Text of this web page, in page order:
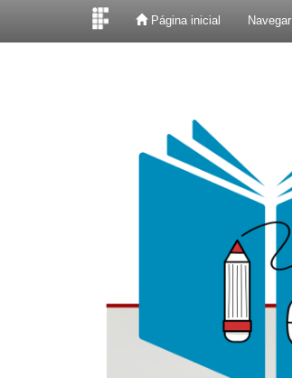
Página inicial Navegar